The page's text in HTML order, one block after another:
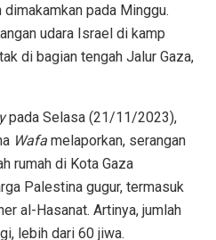
pada Minggu.
udara Israel di kamp
di bagian tengah Jalur Gaza,
pada Selasa (21/11/2023),
Wafa melaporkan, serangan
rumah di Kota Gaza
Palestina gugur, termasuk
al-Hasanat. Artinya, jumlah
lebih dari 60 jiwa.